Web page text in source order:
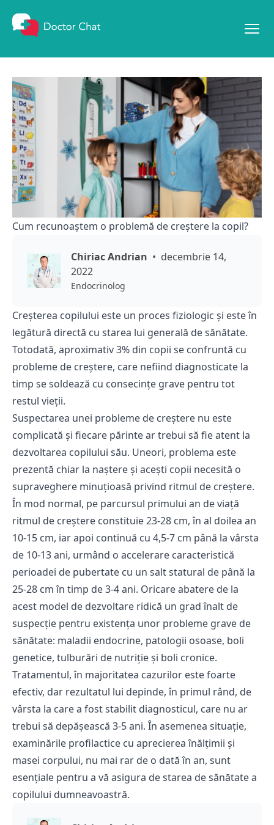
Cum recunoaștem o problemă de creștere la copil?
Chiriac Andrian
decembrie 14,
2022
Endocrinolog
Creșterea copilului este un proces fiziologic și este în
legătură directă cu starea lui generală de sănătate.
Totodată, aproximativ 3% din copii se confruntă cu
probleme de creștere, care nefiind diagnosticate la
timp se soldează cu consecințe grave pentru tot
restul vieții.
Suspectarea unei probleme de creștere nu este
complicată și fiecare părinte ar trebui să fie atent la
dezvoltarea copilului său. Uneori, problema este
prezentă chiar la naștere și acești copii necesită o
supraveghere minuțioasă privind ritmul de creștere.
În mod normal, pe parcursul primului an de viață
ritmul de creștere constituie 23-28 cm, în al doilea an
10-15 cm, iar apoi continuă cu 4,5-7 cm până la vârsta
de 10-13 ani, urmând o accelerare caracteristică
perioadei de pubertate cu un salt statural de până la
25-28 cm în timp de 3-4 ani. Oricare abatere de la
acest model de dezvoltare ridică un grad înalt de
suspecție pentru existența unor probleme grave de
sănătate: maladii endocrine, patologii osoase, boli
genetice, tulburări de nutriție și boli cronice.
Tratamentul, în majoritatea cazurilor este foarte
efectiv, dar rezultatul lui depinde, în primul rând, de
vârsta la care a fost stabilit diagnosticul, care nu ar
trebui să depășească 3-5 ani. În asemenea situație,
examinările profilactice cu aprecierea înălțimii și
masei corpului, nu mai rar de o dată în an, sunt
esențiale pentru a vă asigura de starea de sănătate a
copilului dumneavoastră.